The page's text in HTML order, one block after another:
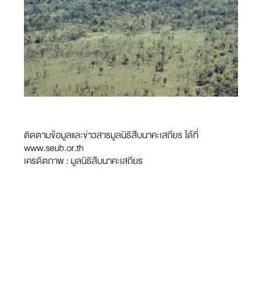
ติดตามข้อมูลและข่าวสารมูลนิธิสืบนาคะเสถียร ได้ที่
www.seub.or.th
เครดิตภาพ : มูลนิธิสืบนาคะเสถียร